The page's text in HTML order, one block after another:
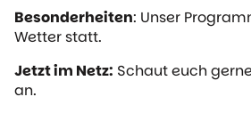
Besonderheiten: Unser
Wetter statt.
Jetzt im Netz: Schaut euch
an.